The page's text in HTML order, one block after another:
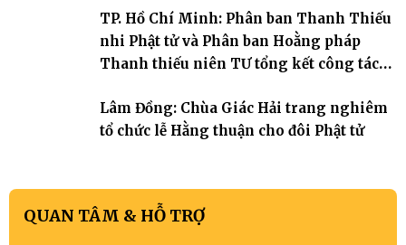
TP. Hồ Chí Minh: Phân ban Thanh Thiếu
nhi Phật tử và Phân ban Hoằng pháp
Thanh thiếu niên TƯ tổng kết công tác
Lâm Đồng: Chùa Giác Hải trang nghiêm
tổ chức lễ Hằng thuận cho đôi Phật tử
QUAN TÂM & HỖ TRỢ